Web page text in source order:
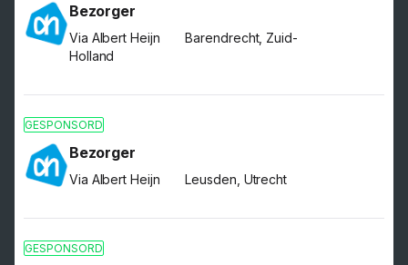
Bezorger
Via Albert Heijn
Barendrecht, Zuid-
Holland
GESPONSORD
Bezorger
Via Albert Heijn Leusden, Utrecht
GESPONSORD